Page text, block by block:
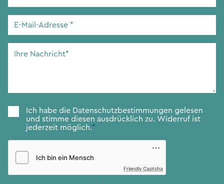
E-
Adresse*
Ihre
Zustimmung*
Ich habe die Datenschutzbestimmungen gelesen
und stimme diesen ausdrücklich zu. Widerruf ist
jederzeit möglich.*
Friendly Captcha